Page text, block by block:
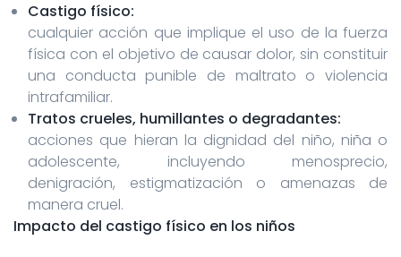
Castigo físico:
cualquier acción que implique el uso de la fuerza
física con el objetivo de causar dolor, sin constituir
una conducta punible de maltrato o violencia
intrafamiliar.
Tratos crueles, humillantes o degradantes:
acciones que hieran la dignidad del niño, niña o
adolescente, incluyendo menosprecio,
denigración, estigmatización o amenazas de
manera cruel.
Impacto del castigo físico en los niños